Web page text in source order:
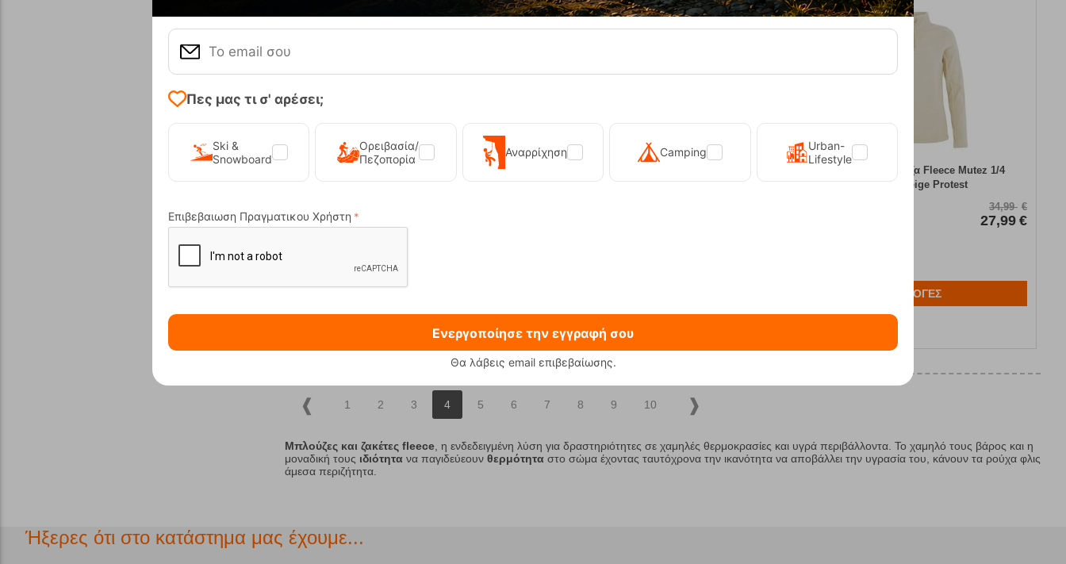
Παιδική Μπλούζα Fleece Sybil Lagoon
Trespass
Άμεσαδιαθέσιμο
Αγαπημένα
Γυναικεία Μπλούζα Fleece Mutez 1/4
Bamboobeige Protest
34,99 €
27,99 €
ΕΠΙΛΟΓΕΣ
1 2 3 4 5 6 7 8 9 10
Μπλούζες και ζακέτες fleece, η ενδεδειγμένη λύση για δραστηριότητες σε χαμηλές θερμοκρασίες και υγρά περιβάλλοντα. Το χαμηλό τους βάρος και η
μοναδική τους ιδιότητανα παγιδεύεουν θερμότηταστο σώμα έχοντας ταυτόχρονα την ικανότητα να αποβάλλει την υγρασία του, κάνουν τα ρούχα φλις
άμεσα περιζήτητα.
Ήξερες ότι στο κατάστημα μας έχουμε...
Πες μας τι σ' αρέσει;
Ski &
Snowboard
Ορειβασία/
Πεζοπορία
Αναρρίχηση Camping
Urban-
Lifestyle
Επιβεβαιωση Πραγματικου Χρήστη
Ενεργοποίησε την εγγραφή σου
Θα λάβεις email επιβεβαίωσης.